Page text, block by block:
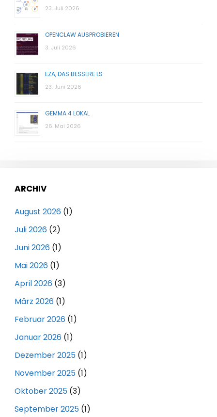
23. Juli 2026
OPENCLAW AUSPROBIEREN
3. Juli 2026
EZA, DAS BESSERE LS
23. Juni 2026
GEMMA 4 LOKAL
26. Mai 2026
ARCHIV
August 2026 (1)
Juli 2026 (2)
Juni 2026 (1)
Mai 2026 (1)
April 2026 (3)
März 2026 (1)
Februar 2026 (1)
Januar 2026 (1)
Dezember 2025 (1)
November 2025 (1)
Oktober 2025 (3)
September 2025 (1)